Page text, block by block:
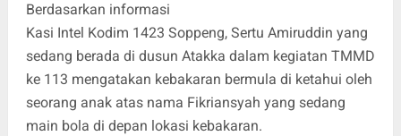
Berdasarkan informasi
Kasi Intel Kodim 1423 Soppeng, Sertu Amiruddin yang
sedang berada di dusun Atakka dalam kegiatan TMMD
ke 113 mengatakan kebakaran bermula di ketahui oleh
seorang anak atas nama Fikriansyah yang sedang
main bola di depan lokasi kebakaran.